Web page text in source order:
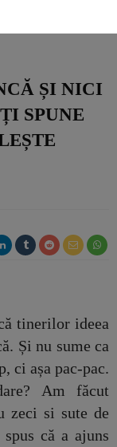
ȘI NICI
SPUNE
tinerilor ideea
Și nu sume ca
ci așa pac-pac.
Am făcut
zeci si sute de
că a ajuns